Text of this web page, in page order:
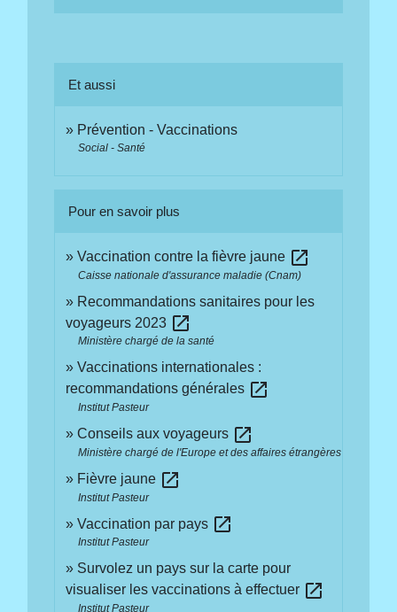
Et aussi
Prévention - Vaccinations
Social - Santé
Pour en savoir plus
Vaccination contre la fièvre jaune open_in_new
Caisse nationale d'assurance maladie (Cnam)
Recommandations sanitaires pour les
voyageurs 2023 open_in_new
Ministère chargé de la santé
Vaccinations internationales :
recommandations générales open_in_new
Institut Pasteur
Conseils aux voyageurs open_in_new
Ministère chargé de l'Europe et des affaires étrangères
Fièvre jaune open_in_new
Institut Pasteur
Vaccination par pays open_in_new
Institut Pasteur
Survolez un pays sur la carte pour
visualiser les vaccinations à effectuer open_in_new
Institut Pasteur